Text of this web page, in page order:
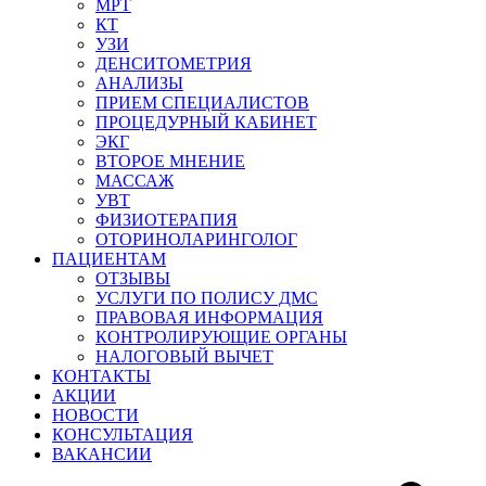
МРТ
КТ
УЗИ
ДЕНСИТОМЕТРИЯ
АНАЛИЗЫ
ПРИЕМ СПЕЦИАЛИСТОВ
ПРОЦЕДУРНЫЙ КАБИНЕТ
ЭКГ
ВТОРОЕ МНЕНИЕ
МАССАЖ
УВТ
ФИЗИОТЕРАПИЯ
ОТОРИНОЛАРИНГОЛОГ
ПАЦИЕНТАМ
ОТЗЫВЫ
УСЛУГИ ПО ПОЛИСУ ДМС
ПРАВОВАЯ ИНФОРМАЦИЯ
КОНТРОЛИРУЮЩИЕ ОРГАНЫ
НАЛОГОВЫЙ ВЫЧЕТ
КОНТАКТЫ
АКЦИИ
НОВОСТИ
КОНСУЛЬТАЦИЯ
ВАКАНСИИ